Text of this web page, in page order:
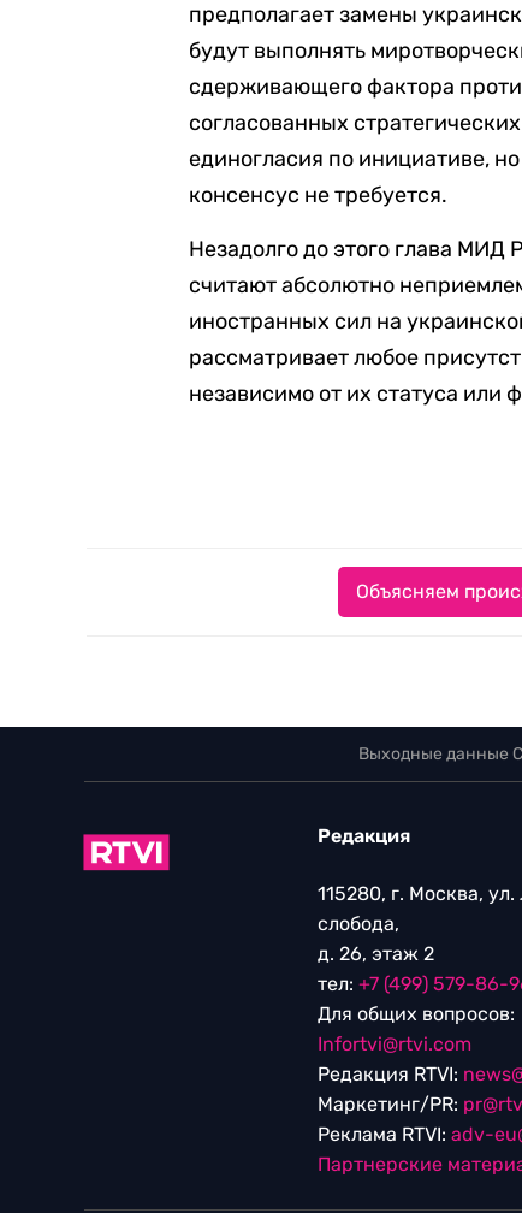
предполагает замены
будут выполнять
сдерживающего фактора
согласованных
единогласия по инициативе,
консенсус не требуется.
Незадолго до этого глава МИД
считают абсолютно
иностранных сил на
рассматривает любое
независимо от их статуса или
Объясняем
Выходные данные
Редакция
115280, г. Москва,
слобода,
д. 26, этаж 2
тел: +7 (499) 579-86-
Для общих вопросов:
Infortvi@rtvi.com
Редакция RTVI:
Маркетинг/PR:
Реклама RTVI: adv-
Партнерские